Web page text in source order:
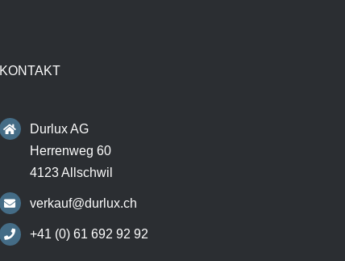
KONTAKT
Durlux AG
Herrenweg 60
4123 Allschwil
verkauf@durlux.ch
+41 (0) 61 692 92 92